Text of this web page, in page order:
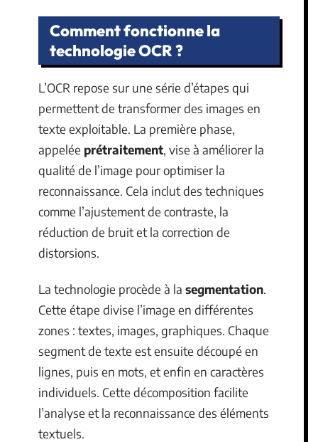
Comment fonctionne la
technologie OCR ?
L’OCR repose sur une série d’étapes qui
permettent de transformer des images en
texte exploitable. La première phase,
appelée prétraitement, vise à améliorer la
qualité de l’image pour optimiser la
reconnaissance. Cela inclut des techniques
comme l’ajustement de contraste, la
réduction de bruit et la correction de
distorsions.
La technologie procède à la segmentation.
Cette étape divise l’image en différentes
zones : textes, images, graphiques. Chaque
segment de texte est ensuite découpé en
lignes, puis en mots, et enfin en caractères
individuels. Cette décomposition facilite
l’analyse et la reconnaissance des éléments
textuels.